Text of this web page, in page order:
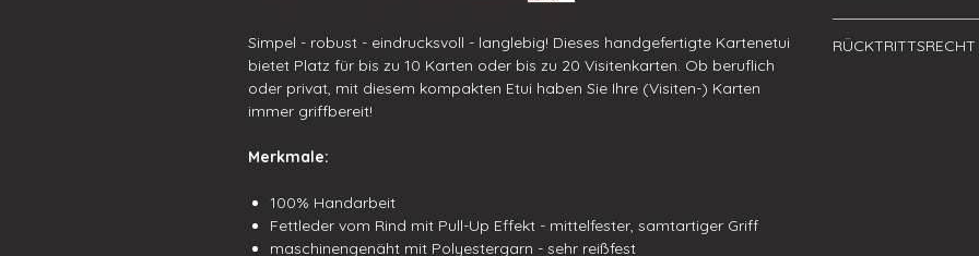
Simpel - robust - eindrucksvoll - langlebig! Dieses handgefertigte Kartenetui
bietet Platz für bis zu 10 Karten oder bis zu 20 Visitenkarten. Ob beruflich
oder privat, mit diesem kompakten Etui haben Sie Ihre (Visiten-) Karten
immer griffbereit!
Merkmale:
100% Handarbeit
Fettleder vom Rind mit Pull-Up Effekt - mittelfester, samtartiger Griff
maschinengenäht mit Polyestergarn - sehr reißfest
Werktagen versandt.
RÜCKTRITTSRECHT